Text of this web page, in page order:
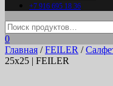
+7 916 695 18 36
0
Главная /FEILER /
25х25 | FEILER